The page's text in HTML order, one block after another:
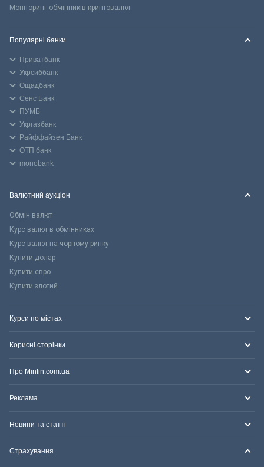
Моніторинг обмінників криптовалют
Популярні банки
Приватбанк
Укрсиббанк
Ощадбанк
Сенс Банк
ПУМБ
Укргазбанк
Райффайзен Банк
ОТП банк
monobank
Валютний аукціон
Обмін валют
Курс валют в обмінниках
Курс валют на чорному ринку
Купити долар
Купити євро
Купити злотий
Курси по містах
Корисні сторінки
Про Minfin.com.ua
Реклама
Новини та статті
Страхування